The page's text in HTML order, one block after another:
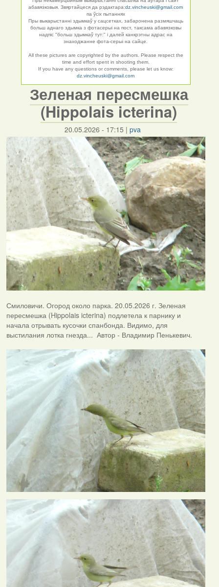
абавязковыя. Звяртайцеся да рэдактара:dz.vincheuski@gmail.com
па ўсіх пытаннях
Пры выкарыстанні здымкаў у сацсетках, забаронена размяшчаць
больш аднаго здымка з фотасерыі на пост, таксама абавязковы
надпіс "больш здымкаў тут:" і далей канкрэтны адрас на
знаходжанне фота-серыі на сайце.
All these pictures are copyrighted by the authors. Please respect the
time and effort spent in shooting them.
If you have any questions or comments, please let us know:
dz.vincheuski@gmail.com
Зеленая пересмешка
(Hippolais icterina)
20.05.2026 - 17:15 |pva
Смиловичи. Огород около парка. 20.05.2026 г. Зеленая
пересмешка (Hippolais icterina) подлетела к парнику и
начала отрывать кусочки спанбонда. Видимо, для
выстилания лотка гнезда... Автор - Владимир Пенькевич.